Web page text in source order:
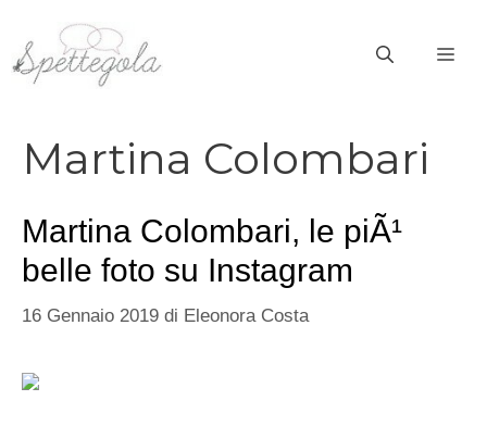
contenuto
Martina Colombari
Martina Colombari, le piÃ¹
belle foto su Instagram
16 Gennaio 2019 di Eleonora Costa